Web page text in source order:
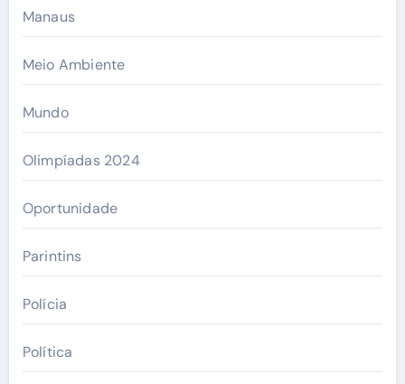
Manaus
Meio Ambiente
Mundo
Olimpíadas 2024
Oportunidade
Parintins
Polícia
Política